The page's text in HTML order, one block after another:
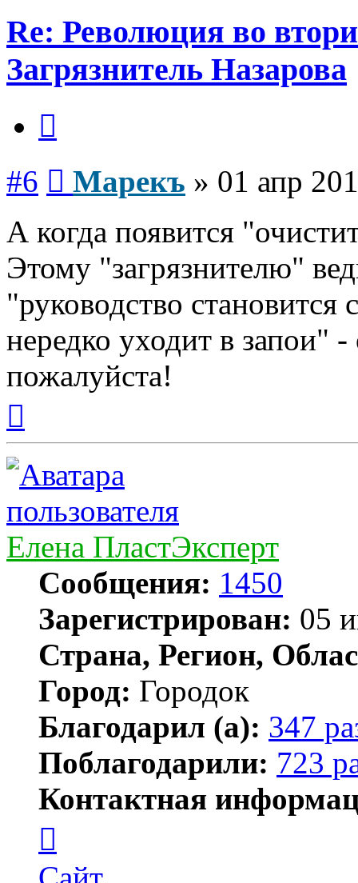
Re: Революция во
Загрязнитель Назарова
#6 Марекъ » 01 апр
А когда появится
Этому "загрязнителю"
"руководство
нередко уходит в запои" -
пожалуйста!
началу
Елена ПластЭксперт
Сообщения: 1450
Зарегистрирован: 05
Страна, Регион,
Город: Городок
Благодарил (а): 347
Поблагодарили: 723
Контактная
пользователя
Елена
ПластЭксперт